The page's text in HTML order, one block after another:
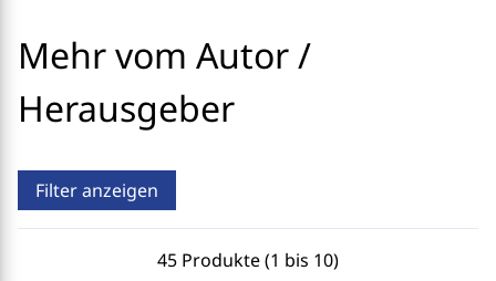
Mehr vom Autor /
Herausgeber
Filter anzeigen
45 Produkte (1 bis 10)